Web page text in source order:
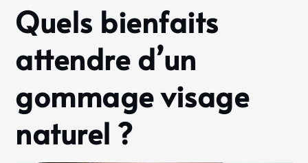
Quels bienfaits
attendre d’un
gommage visage
naturel ?